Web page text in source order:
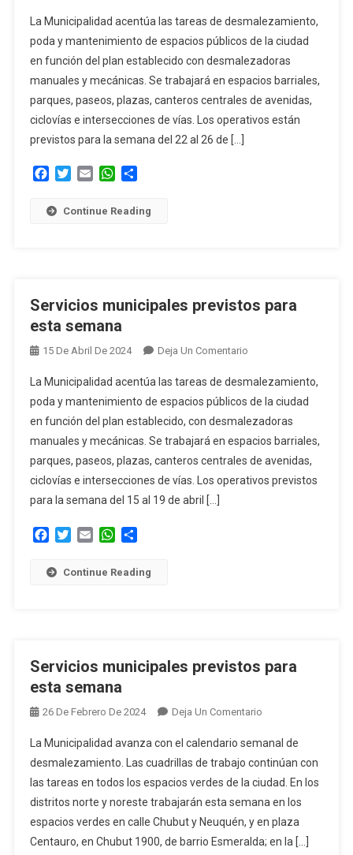
Municipales
Previstos
Para
Esta
Semana
La Municipalidad acentúa las tareas de desmalezamiento,
poda y mantenimiento de espacios públicos de la ciudad
en función del plan establecido con desmalezadoras
manuales y mecánicas. Se trabajará en espacios barriales,
parques, paseos, plazas, canteros centrales de avenidas,
ciclovías e intersecciones de vías. Los operativos están
previstos para la semana del 22 al 26 de […]
Facebook
TwitterEmail WhatsApp
Continue Reading
Servicios municipales previstos para
esta semana
15 De Abril De 2024 Deja Un Comentario
Municipales
Previstos
Para
Esta
Semana
La Municipalidad acentúa las tareas de desmalezamiento,
poda y mantenimiento de espacios públicos de la ciudad
en función del plan establecido, con desmalezadoras
manuales y mecánicas. Se trabajará en espacios barriales,
parques, paseos, plazas, canteros centrales de avenidas,
ciclovías e intersecciones de vías. Los operativos previstos
para la semana del 15 al 19 de abril […]
Facebook
TwitterEmail WhatsApp
Continue Reading
Servicios municipales previstos para
esta semana
26 De Febrero De 2024 Deja Un Comentario
Municipales
Previstos
Para
Esta
Semana
La Municipalidad avanza con el calendario semanal de
desmalezamiento. Las cuadrillas de trabajo continúan con
las tareas en todos los espacios verdes de la ciudad. En los
distritos norte y noreste trabajarán esta semana en los
espacios verdes en calle Chubut y Neuquén, y en plaza
Centauro, en Chubut 1900, de barrio Esmeralda; en la […]